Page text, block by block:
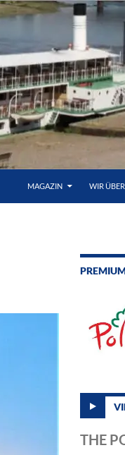
MAGAZIN WIR
THE